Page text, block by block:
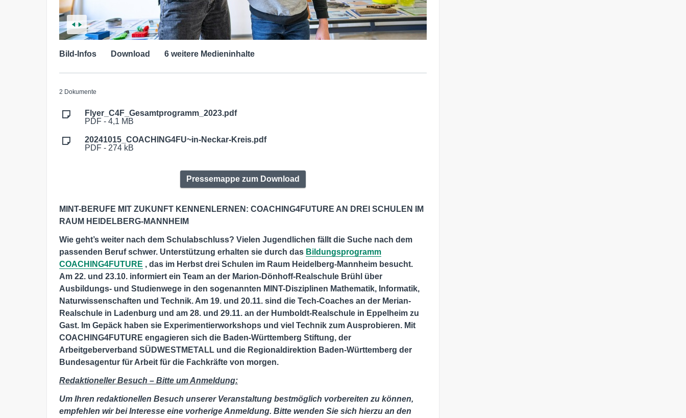
Bild-Infos Download 6 weitere Medieninhalte
2 Dokumente
Flyer_C4F_Gesamtprogramm_2023.pdf
PDF - 4,1 MB
20241015_COACHING4FU~in-Neckar-Kreis.pdf
PDF - 274 kB
Pressemappe zum Download
MINT-BERUFE MIT ZUKUNFT KENNENLERNEN: COACHING4FUTURE AN DREI SCHULEN IM
RAUM HEIDELBERG-MANNHEIM
Wie geht’s weiter nach dem Schulabschluss? Vielen Jugendlichen fällt die Suche nach dem
passenden Beruf schwer. Unterstützung erhalten sie durch das Bildungsprogramm
COACHING4FUTURE , das im Herbst drei Schulen im Raum Heidelberg-Mannheim besucht.
Am 22. und 23.10. informiert ein Team an der Marion-Dönhoff-Realschule Brühl über
Ausbildungs- und Studienwege in den sogenannten MINT-Disziplinen Mathematik, Informatik,
Naturwissenschaften und Technik. Am 19. und 20.11. sind die Tech-Coaches an der Merian-
Realschule in Ladenburg und am 28. und 29.11. an der Humboldt-Realschule in Eppelheim zu
Gast. Im Gepäck haben sie Experimentierworkshops und viel Technik zum Ausprobieren. Mit
COACHING4FUTURE engagieren sich die Baden-Württemberg Stiftung, der
Arbeitgeberverband SÜDWESTMETALL und die Regionaldirektion Baden-Württemberg der
Bundesagentur für Arbeit für die Fachkräfte von morgen.
Redaktioneller Besuch – Bitte um Anmeldung:
Um Ihren redaktionellen Besuch unserer Veranstaltung bestmöglich vorbereiten zu können,
empfehlen wir bei Interesse eine vorherige Anmeldung. Bitte wenden Sie sich hierzu an den